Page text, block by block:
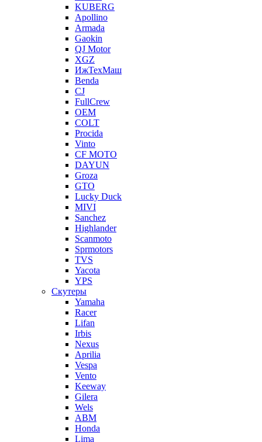
KUBERG
Apollino
Armada
Gaokin
QJ Motor
XGZ
ИжТехМаш
Benda
CJ
FullCrew
OEM
COLT
Procida
Vinto
CF MOTO
DAYUN
Groza
GTO
Lucky Duck
MIVI
Sanchez
Highlander
Scanmoto
Sprmotors
TVS
Yacota
YPS
Скутеры
Yamaha
Racer
Lifan
Irbis
Nexus
Aprilia
Vespa
Vento
Keeway
Gilera
Wels
ABM
Honda
Lima